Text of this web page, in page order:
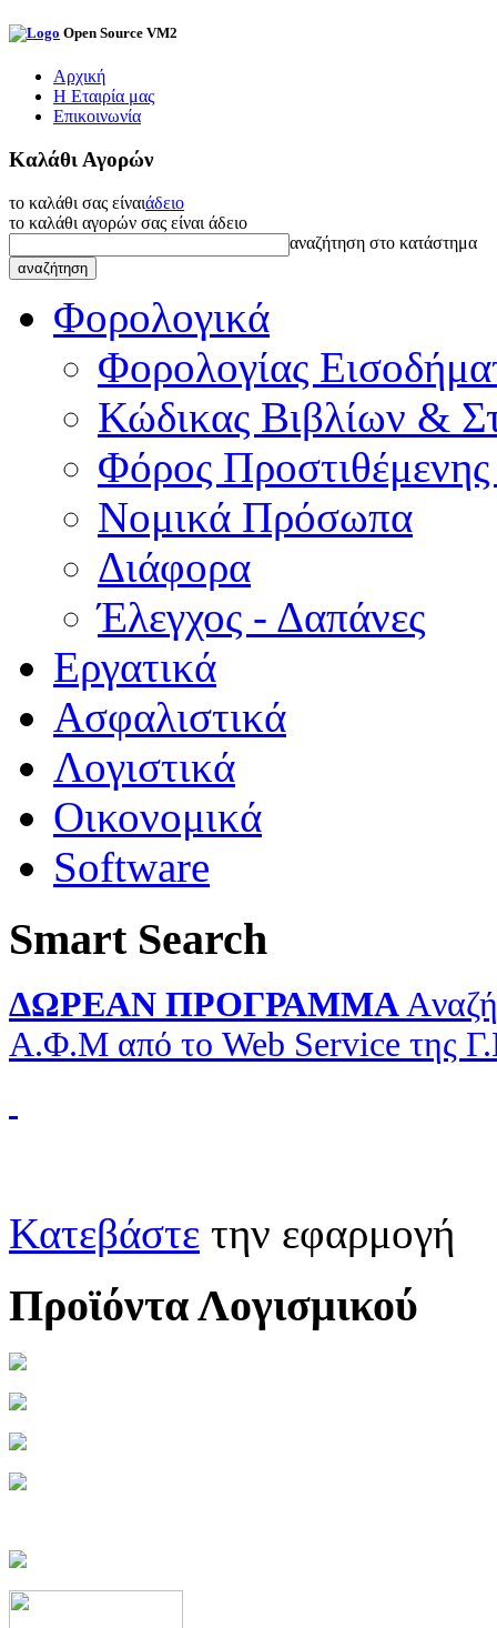
Open Source VM2
Αρχική
Η Εταιρία μας
Επικοινωνία
Καλάθι Αγορών
το καλάθι σας είναιάδειο
το καλάθι αγορών σας είναι άδειο
αναζήτηση στο κατάστημα
Φορολογικά
Φορολογίας
Κώδικας Βιβλίων &
Φόρος Προστιθέμενης
Νομικά Πρόσωπα
Διάφορα
Έλεγχος - Δαπάνες
Εργατικά
Ασφαλιστικά
Λογιστικά
Οικονομικά
Software
Smart Search
ΔΩΡΕΑΝ ΠΡΟΓΡΑΜΜΑ
Α.Φ.Μ από το Web Service της
Κατεβάστε την εφαρμογή
Προϊόντα Λογισμικού